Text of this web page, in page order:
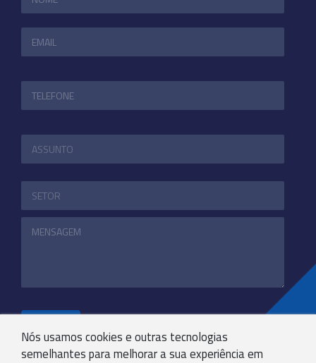
Nós usamos cookies e outras tecnologias
semelhantes para melhorar a sua experiência em